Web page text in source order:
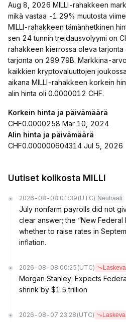
Aug 8, 2026 MILLI-rahakkeen
mikä vastaa -1.29% muutosta
MILLI-rahakkeen tämänhetkinen
sen 24 tunnin treidausvolyymi on
rahakkeen kierrossa oleva
tarjonta on 299.79B. Markkina-
kaikkien kryptovaluuttojen
aikana MILLI-rahakkeen korkein
alin hinta oli 0.0000012 CHF.
Korkein hinta ja päivämäärä
CHF0.0000258 Mar 10, 2024
Alin hinta ja päivämäärä
CHF0.000000604314 Jul 5, 2026
Uutiset kolikosta MILLI
2026-08-08 01:39 (UTC) Neutraali
July nonfarm payrolls did not
clear answer; the “New
whether to raise rates in
inflation.
2026-08-08 00:25 (UTC) Laskeva
Morgan Stanley: Expects
shrink by $1.5 trillion
2026-08-07 23:28 (UTC) Laskeva